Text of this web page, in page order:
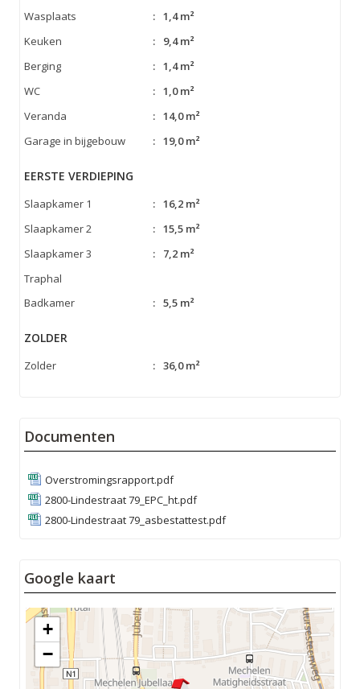
Wasplaats
: 1,4 m²
Keuken
:
9,4 m²
Berging
: 1,4 m²
WC
: 1,0 m²
Veranda
: 14,0 m²
Garage in bijgebouw
: 19,0 m²
EERSTE VERDIEPING
Slaapkamer 1 : 16,2 m²
Slaapkamer 2
: 15,5 m²
Slaapkamer 3
:
7,2 m²
Traphal
Badkamer
: 5,5 m²
ZOLDER
Zolder : 36,0 m²
Documenten
Overstromingsrapport.pdf
2800-Lindestraat 79_EPC_ht.pdf
2800-Lindestraat 79_asbestattest.pdf
Google kaart
+
−